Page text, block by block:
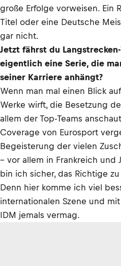
große Erfolge vorweisen. Ein
Titel oder eine Deutsche
gar nicht.
Jetzt fährst du
eigentlich eine Serie, die
seiner Karriere anhängt?
Wenn man mal einen Blick
Werke wirft, die Besetzung
allem der Top-Teams
Coverage von Eurosport
Begeisterung der vielen
– vor allem in Frankreich und
bin ich sicher, das Richtige
Denn hier komme ich viel
internationalen Szene und
IDM jemals vermag.